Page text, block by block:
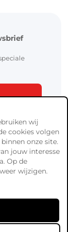
BTW,
wij
cookies volgen
onze site.
jouw interesse
Op de
wijzigen.